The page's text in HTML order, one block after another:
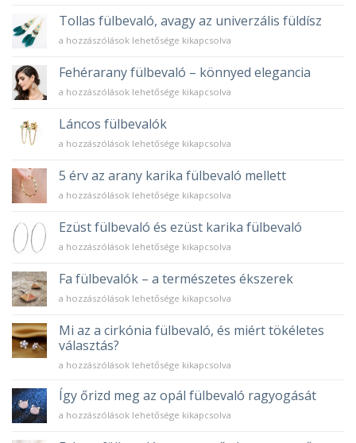
ragyogás
fülbevaló
divat
bejegyzéshez
Tollas fülbevaló, avagy az univerzális füldísz
Tollas
avagy
az
univerzális
bejegyzéshez
a hozzászólások lehetősége kikapcsolva
Fehérarany fülbevaló – könnyed elegancia
Fehérarany
–
könnyed
elegancia
a hozzászólások lehetősége kikapcsolva
Láncos fülbevalók
Láncos
bejegyzéshez
a hozzászólások lehetősége kikapcsolva
5 érv az arany karika fülbevaló mellett
5
az
arany
karika
mellett
a hozzászólások lehetősége kikapcsolva
Ezüst fülbevaló és ezüst karika fülbevaló
Ezüst
és
ezüst
karika
bejegyzéshez
a hozzászólások lehetősége kikapcsolva
Fa fülbevalók – a természetes ékszerek
Fa
–
a
természetes
ékszerek
a hozzászólások lehetősége kikapcsolva
Mi az a cirkónia fülbevaló, és miért tökéletes
választás?
Mi
a
cirkónia
fülbevaló,
a hozzászólások lehetősége kikapcsolva
Így őrizd meg az opál fülbevaló ragyogását
Így
a hozzászólások lehetősége kikapcsolva